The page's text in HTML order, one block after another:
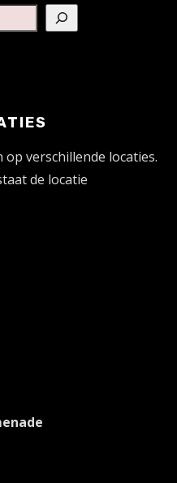
verschillende locaties.
de locatie